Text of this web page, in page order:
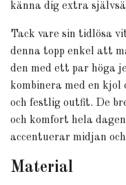
känna dig extra
Tack vare sin tidlösa
denna topp enkel att
den med ett par höga
kombinera med en
och festlig outfit. De
och komfort hela
accentuerar midjan
Material